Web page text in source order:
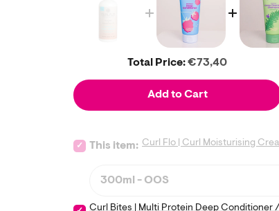
Total Price:Price
€73,40
Add to Cart
Select Curl Flo | Curl Moisturising Cream /
This item: Curl Flo | Curl Moisturising
Curl Bites | Multi Protein Deep Conditioner